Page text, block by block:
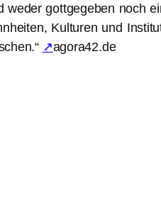
gottgegeben noch
Kulturen und
↗agora42.de